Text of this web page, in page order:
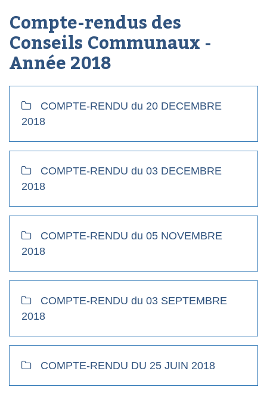
Compte-rendus des
Conseils Communaux -
Année2018
COMPTE-RENDU du 20 DECEMBRE
2018
COMPTE-RENDU du 03 DECEMBRE
2018
COMPTE-RENDU du 05 NOVEMBRE
2018
COMPTE-RENDU du 03 SEPTEMBRE
2018
COMPTE-RENDU DU 25 JUIN 2018